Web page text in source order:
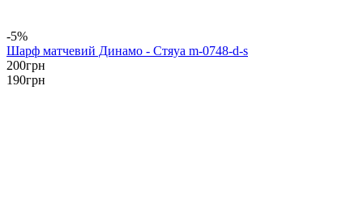
-5%
Шарф матчевий Динамо - Стяуа m-0748-d-s
200грн
190грн